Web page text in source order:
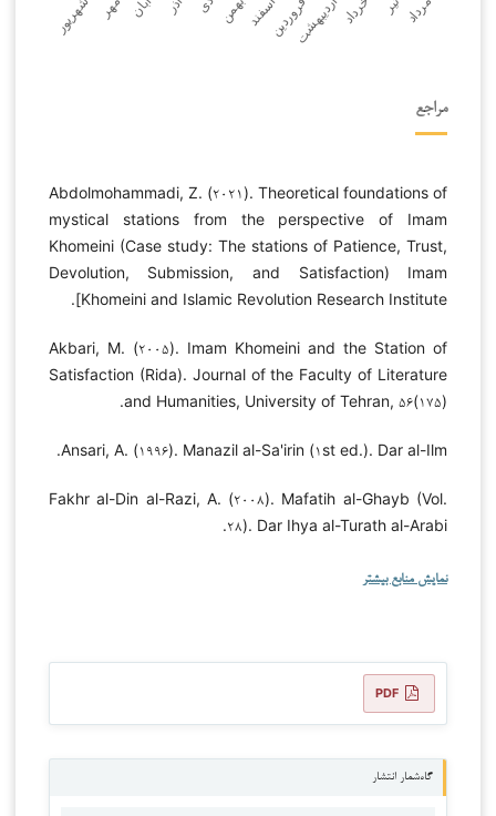
مراجع
Abdolmohammadi, Z. (۲۰۲۱). Theoretical foundations of
mystical stations from the perspective of Imam
Khomeini (Case study: The stations of Patience, Trust,
Devolution, Submission, and Satisfaction) Imam
Khomeini and Islamic Revolution Research Institute].
Akbari, M. (۲۰۰۵). Imam Khomeini and the Station of
Satisfaction (Rida). Journal of the Faculty of Literature
and Humanities, University of Tehran, ۵۶(۱۷۵).
Ansari, A. (۱۹۹۶). Manazil al-Sa'irin (۱st ed.). Dar al-Ilm.
Fakhr al-Din al-Razi, A. (۲۰۰۸). Mafatih al-Ghayb (Vol.
۲۸). Dar Ihya al-Turath al-Arabi.
نمایش منابع بیشتر
PDF
گاه‌شمار انتشار